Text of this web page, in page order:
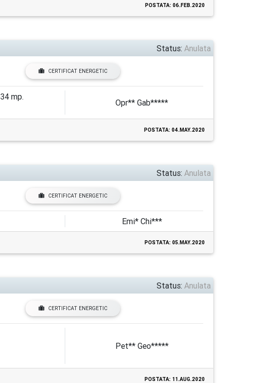
POSTATA: 06.FEB.2020
Status: Anulata
CERTIFICAT ENERGETIC
mp.
Opr** Gab*****
POSTATA: 04.MAY.2020
Status: Anulata
CERTIFICAT ENERGETIC
Emi* Chi***
POSTATA: 05.MAY.2020
Status: Anulata
CERTIFICAT ENERGETIC
Pet** Geo*****
POSTATA: 11.AUG.2020